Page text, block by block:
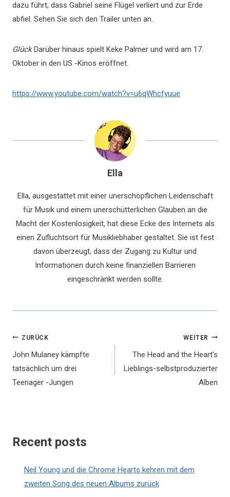
dazu führt, dass Gabriel seine Flügel verliert und zur Erde
abfiel. Sehen Sie sich den Trailer unten an.
GlückDarüber hinaus spielt Keke Palmer und wird am 17.
Oktober in den US -Kinos eröffnet.
https://www.youtube.com/watch?v=u6qWhcfyuue
Ella
Ella, ausgestattet mit einer unerschöpflichen Leidenschaft
für Musik und einem unerschütterlichen Glauben an die
Macht der Kostenlosigkeit, hat diese Ecke des Internets als
einen Zufluchtsort für Musikliebhaber gestaltet. Sie ist fest
davon überzeugt, dass der Zugang zu Kultur und
Informationen durch keine finanziellen Barrieren
eingeschränkt werden sollte.
Beitragsnavigation
ZURÜCK
John Mulaney kämpfte
tatsächlich um drei
Teenager -Jungen
WEITER
The Head and the Heart’s
Lieblings-selbstproduzierter
Alben
Recent posts
Neil Young und die Chrome Hearts kehren mit dem
zweiten Song des neuen Albums zurück